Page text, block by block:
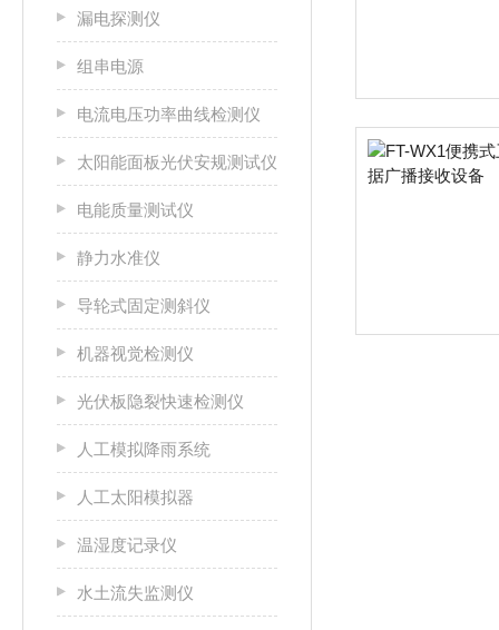
漏电探测仪
组串电源
电流电压功率曲线检测仪
太阳能面板光伏安规测试仪
电能质量测试仪
静力水准仪
导轮式固定测斜仪
机器视觉检测仪
光伏板隐裂快速检测仪
人工模拟降雨系统
人工太阳模拟器
温湿度记录仪
水土流失监测仪